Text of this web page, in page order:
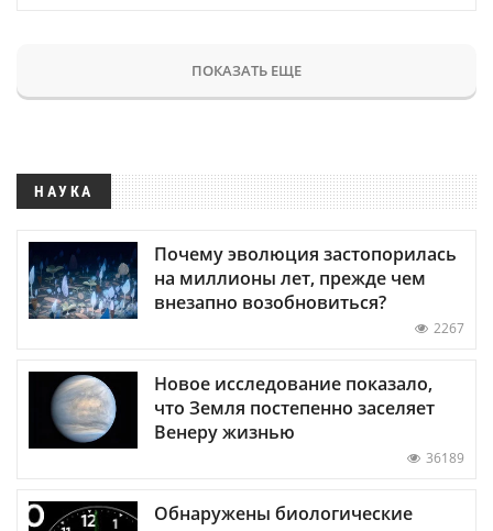
ПОКАЗАТЬ ЕЩЕ
НАУКА
Почему эволюция застопорилась
на миллионы лет, прежде чем
внезапно возобновиться?
2267
Новое исследование показало,
что Земля постепенно заселяет
Венеру жизнью
36189
Обнаружены биологические